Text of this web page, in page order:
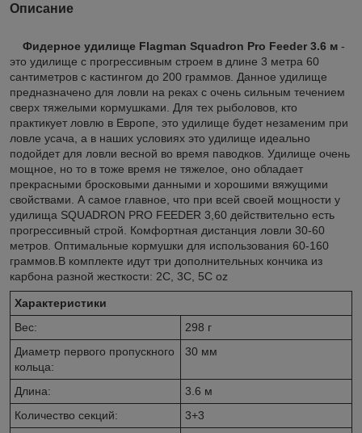
Описание
Фидерное удилище Flagman Squadron Pro Feeder 3.6 м -
это удилище с прогрессивным строем в длине 3 метра 60
сантиметров с кастингом до 200 граммов. Данное удилище
предназначено для ловли на реках с очень сильным течением
сверх тяжелыми кормушками. Для тех рыболовов, кто
практикует ловлю в Европе, это удилище будет незаменим при
ловле усача, а в наших условиях это удилище идеально
подойдет для ловли весной во время паводков. Удилище очень
мощное, но то в тоже время не тяжелое, оно обладает
прекрасными бросковыми данными и хорошими вяжущими
свойствами. А самое главное, что при всей своей мощности у
удилища SQUADRON PRO FEEDER 3,60 действительно есть
прогрессивный строй. Комфортная дистанция ловли 30-60
метров. Оптимальные кормушки для использования 60-160
граммов.В комплекте идут три дополнительных кончика из
карбона разной жесткости: 2C, 3C, 5C oz
Характеристики
Вес:
298 г
Диаметр первого пропускного
кольца:
30 мм
Длина:
3.6 м
Количество секций:
3+3